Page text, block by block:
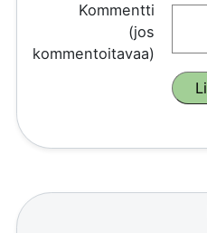
Kommentti
(jos
kommentoitavaa)